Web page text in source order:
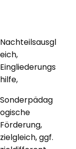
Nachteilsausgl
eich,
Eingliederungs
hilfe,
Sonderpädag
ogische
Förderung,
zielgleich, ggf.